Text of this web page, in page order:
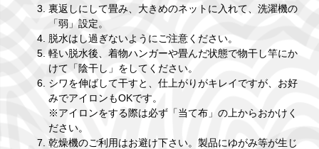
裏返しにして畳み、大きめのネットに入れて、洗濯機の
「弱」設定。
脱水はし過ぎないようにご注意ください。
軽い脱水後、着物ハンガーや畳んだ状態で物干し竿にか
けて「陰干し」をしてください。
シワを伸ばして干すと、仕上がりがキレイですが、お好
みでアイロンもOKです。
※アイロンをする際は必ず「当て布」の上からおかけく
ださい。
乾燥機のご利用はお避け下さい。製品にゆがみ等が生じ